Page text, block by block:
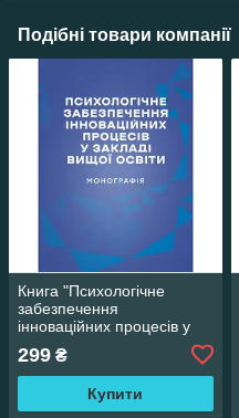
Подібні товари компанії
Книга "Психологічне
забезпечення
інноваційних процесів у
299 ₴
Купити